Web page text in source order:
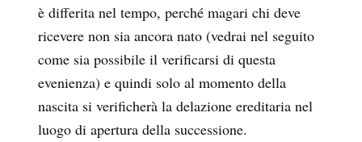
è differita nel tempo, perché magari chi deve
ricevere non sia ancora nato (vedrai nel seguito
come sia possibile il verificarsi di questa
evenienza) e quindi solo al momento della
nascita si verificherà la delazione ereditaria nel
luogo di apertura della successione.